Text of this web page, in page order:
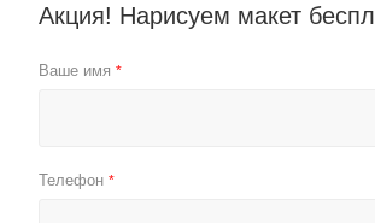
Акция! Нарисуем макет
Ваше имя *
Телефон *